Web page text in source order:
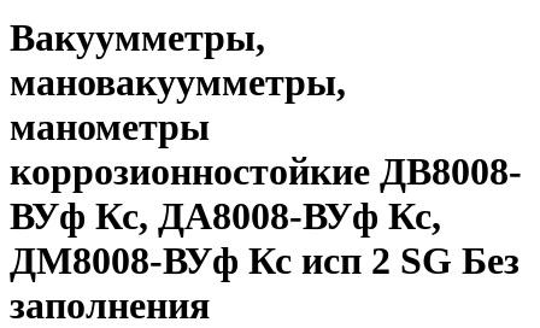
Вакуумметры,
мановакуумметры,
манометры
коррозионностойкие ДВ8008-
ВУф Кс, ДА8008-ВУф Кс,
ДМ8008-ВУф Кс исп 2 SG Без
заполнения